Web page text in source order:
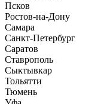
Псков
Ростов-на-Дону
Самара
Санкт-Петербург
Саратов
Ставрополь
Сыктывкар
Тольятти
Тюмень